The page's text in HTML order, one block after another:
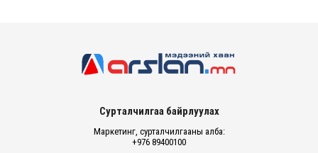
Сурталчилгаа байрлуулах
Маркетинг, сурталчилгааны алба:
+976 89400100